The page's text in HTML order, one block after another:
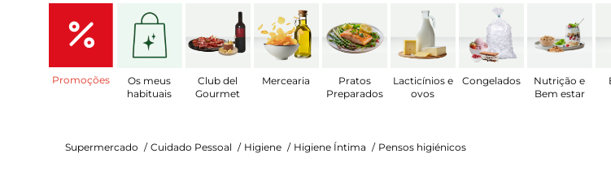
Promoções
Os meus
habituais
Club del
Gourmet
Mercearia
Pratos
Preparados
Lacticínios e
ovos
Congelados
Nutrição e
Bem estar
Supermercado / Cuidado Pessoal / Higiene / Higiene Íntima / Pensos higiénicos